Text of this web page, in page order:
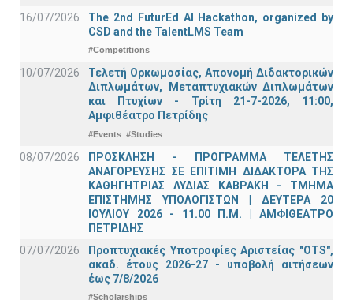
16/07/2026
The 2nd FuturEd AI Hackathon, organized by
CSD and the TalentLMS Team
#Competitions
10/07/2026
Τελετή Ορκωμοσίας, Απονομή Διδακτορικών
Διπλωμάτων, Μεταπτυχιακών Διπλωμάτων
και Πτυχίων - Τρίτη 21-7-2026, 11:00,
Αμφιθέατρο Πετρίδης
#Events #Studies
08/07/2026
ΠΡΟΣΚΛΗΣΗ - ΠΡΟΓΡΑΜΜΑ ΤΕΛΕΤΗΣ
ΑΝΑΓΟΡΕΥΣΗΣ ΣΕ ΕΠΙΤΙΜΗ ΔΙΔΑΚΤΟΡΑ ΤΗΣ
ΚΑΘΗΓΗΤΡΙΑΣ ΛΥΔΙΑΣ ΚΑΒΡΑΚΗ - ΤΜΗΜΑ
ΕΠΙΣΤΗΜΗΣ ΥΠΟΛΟΓΙΣΤΩΝ | ΔΕΥΤΕΡΑ 20
ΙΟΥΛΙΟΥ 2026 - 11.00 Π.Μ. | ΑΜΦΙΘΕΑΤΡΟ
ΠΕΤΡΙΔΗΣ
07/07/2026
Προπτυχιακές Υποτροφίες Αριστείας "OTS",
ακαδ. έτους 2026-27 - υποβολή αιτήσεων
έως 7/8/2026
#Scholarships